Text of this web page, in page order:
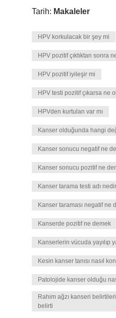
Tarih: Makaleler
HPV korkulacak bir şey mi
HPV pozitif çıktıktan sonra
HPV pozitif iyileşir mi
HPV testi pozitif çıkarsa ne
HPVden kurtulan var mı
Kanser olduğunda hangi
Kanser sonucu negatif ne
Kanser sonucu pozitif ne
Kanser tarama testi adı nedir
Kanser taraması negatif ne
Kanserde pozitif ne demek
Kanserlerin vücuda yayılıp
Kesin kanser tanısı nasıl
Patolojide kanser olduğu
Rahim ağzı kanseri
belirti